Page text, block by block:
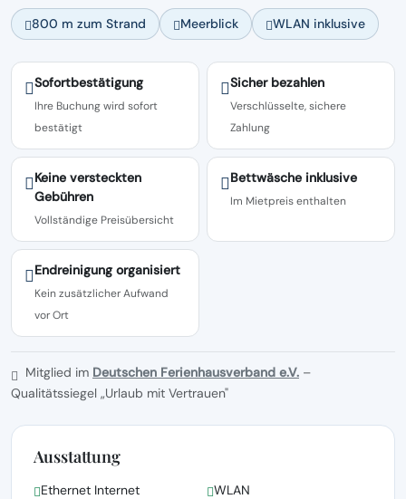
800 m zum Strand Meerblick WLAN inklusive
Sofortbestätigung
Ihre Buchung wird sofort
bestätigt
Sicher bezahlen
Verschlüsselte, sichere
Zahlung
Keine versteckten
Gebühren
Vollständige Preisübersicht
Bettwäsche inklusive
Im Mietpreis enthalten
Endreinigung organisiert
Kein zusätzlicher Aufwand
vor Ort
Mitglied im Deutschen Ferienhausverband e.V. –
Qualitätssiegel „Urlaub mit Vertrauen"
Ausstattung
Ethernet Internet
WLAN